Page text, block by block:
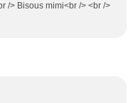
/> Bisous mimi<br /> <br />